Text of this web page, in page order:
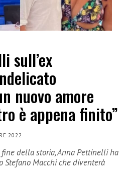
sull’ex
nuovo amore
è appena finito”
2022
della storia, Anna Pettinelli ha
Stefano Macchi che diventerà